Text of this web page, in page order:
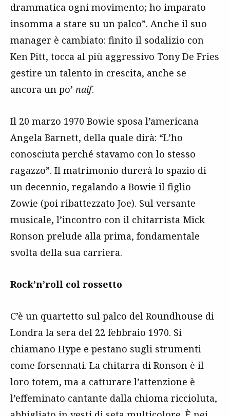
drammatica ogni movimento; ho imparato
insomma a stare su un palco”. Anche il suo
manager è cambiato: finito il sodalizio con
Ken Pitt, tocca al più aggressivo Tony De Fries
gestire un talento in crescita, anche se
ancora un po’ naif.
Il 20 marzo 1970 Bowie sposa l’americana
Angela Barnett, della quale dirà: “L’ho
conosciuta perché stavamo con lo stesso
ragazzo”. Il matrimonio durerà lo spazio di
un decennio, regalando a Bowie il figlio
Zowie (poi ribattezzato Joe). Sul versante
musicale, l’incontro con il chitarrista Mick
Ronson prelude alla prima, fondamentale
svolta della sua carriera.
Rock’n’roll col rossetto
C’è un quartetto sul palco del Roundhouse di
Londra la sera del 22 febbraio 1970. Si
chiamano Hype e pestano sugli strumenti
come forsennati. La chitarra di Ronson è il
loro totem, ma a catturare l’attenzione è
l’effeminato cantante dalla chioma riccioluta,